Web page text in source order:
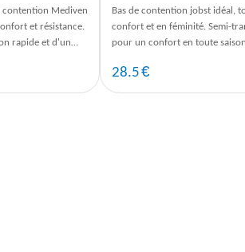
contention Mediven
et résistance.
rapide et d'un
Bas de contention jobst idéal,
confort et en féminité. Semi-
pour un confort en toute
28.5€